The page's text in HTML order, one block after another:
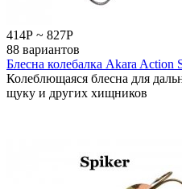
414Р ~ 827Р
88 вариантов
Блесна колебалка Akara Action
Колеблющаяся блесна для
щуку и других хищников